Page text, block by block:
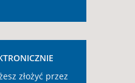
złożyć przez